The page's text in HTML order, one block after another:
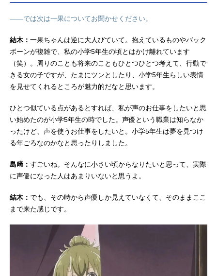
――では次は一果についてお聞かせください。
結木： 一果ちゃんは逆に大人びていて。抱えているものやバック
ボーンが複雑で、私の小学5年生の頃とはかけ離れています
（笑）。周りのことも将来のこともひとつひとつ考えて、行動で
きる女の子ですが、たまにツンとしたり、小学5年生らしい表情
を見せてくれるところが魅力的だなと思います。
ひとつ似ている点があるとすれば、私が声のお仕事をしたいと思
い始めたのが小学5年生の時でした。声優という職業は知らなか
ったけど、声を使うお仕事をしたいと。小学5年生は夢を見つけ
る年ごろなのかなと思ったりしました。
島﨑： すごいね。そんなに小さい頃からなりたいと思って、実際
に声優になった人はあまりいないと思うよ。
結木： でも、その時から声優しか見えていなくて、そのままここ
まで来た感じです。